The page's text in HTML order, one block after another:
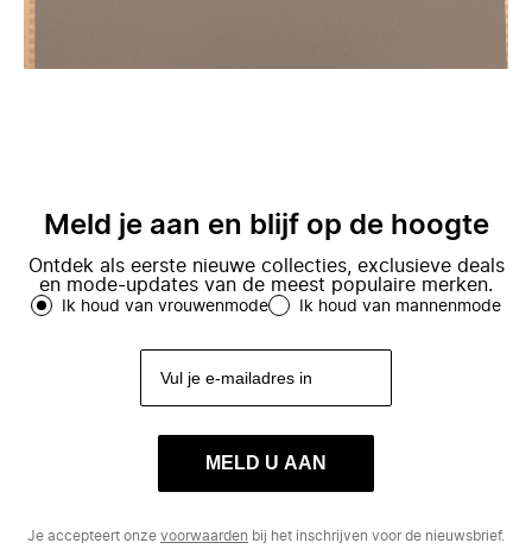
Meld je aan en blijf op de hoogte
Ontdek als eerste nieuwe collecties, exclusieve deals
en mode-updates van de meest populaire merken.
Ik houd van vrouwenmode Ik houd van mannenmode
MELD U AAN
Je accepteert onze voorwaarden bij het inschrijven voor de nieuwsbrief.